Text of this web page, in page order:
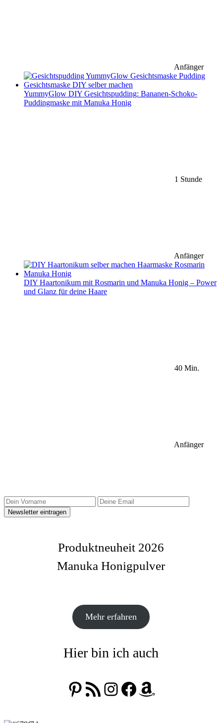
Anfänger
YummyGlow DIY Gesichtspudding: Bananen-Schoko-
Puddingmaske mit Manuka Honig
1 Stunde
Anfänger
DIY Haartonikum mit Rosmarin und Manuka Honig – Power
und Glanz für deine Haare
40 Min.
Anfänger
Produktneuheit 2026
Manuka Honigpulver
Mehr erfahren
Hier bin ich auch
Pinterest
RSS-FeedInstagram
Facebook
Amazon